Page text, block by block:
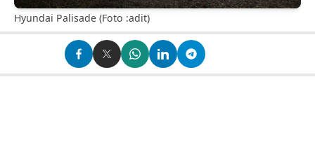
Hyundai Palisade (Foto :adit)